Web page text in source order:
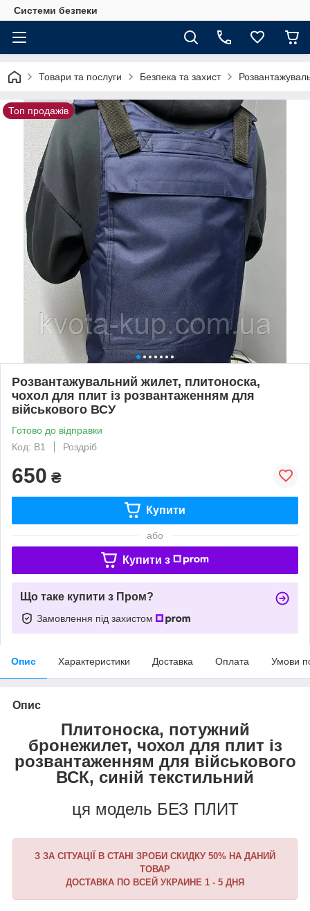
Системи безпеки
Товари та послуги Безпека та захист
Топ продажів
Розвантажувальний жилет, плитоноска,
чохол для плит із розвантаженням для
військового ВСУ
Готово до відправки
Код: B1
Роздріб
650 ₴
Купити
або
Купити з
Що таке купити з Пром?
Замовлення під захистом
Опис Характеристики Доставка Оплата Умови
Опис
Плитоноска, потужний
бронежилет, чохол для плит із
розвантаженням для військового
ВСК, синій текстильний
ця модель БЕЗ ПЛИТ
З ЗА СІТУАЦІЇ В СТАНІ ЗРОБИ СКИДКУ 50% НА ДАНИЙ
ТОВАР
ДОСТАВКА ПО ВСЕЙ УКРАИНЕ 1 - 5 ДНЯ